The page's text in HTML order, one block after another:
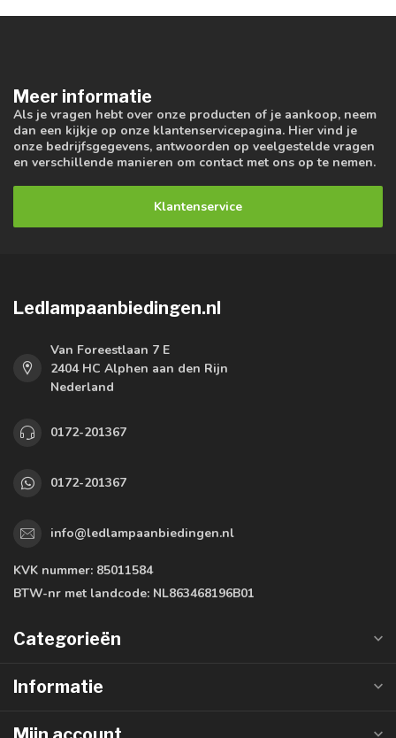
Meer informatie
Als je vragen hebt over onze producten of je aankoop, neem
dan een kijkje op onze klantenservicepagina. Hier vind je
onze bedrijfsgegevens, antwoorden op veelgestelde vragen
en verschillende manieren om contact met ons op te nemen.
Klantenservice
Ledlampaanbiedingen.nl
Van Foreestlaan 7 E
2404 HC Alphen aan den Rijn
Nederland
0172-201367
0172-201367
info@ledlampaanbiedingen.nl
KVK nummer: 85011584
BTW-nr met landcode: NL863468196B01
Categorieën
Informatie